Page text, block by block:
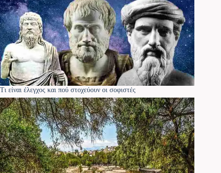
Τι είναι έλεγχος και πού στοχεύουν οι σοφιστές